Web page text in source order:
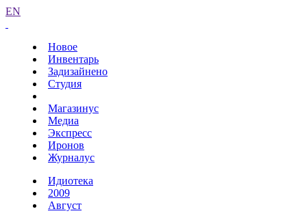
EN
Новое
Инвентарь
Задизайнено
Студия
Магазинус
Медиа
Экспресс
Иронов
Журналус
Идиотека
2009
Август